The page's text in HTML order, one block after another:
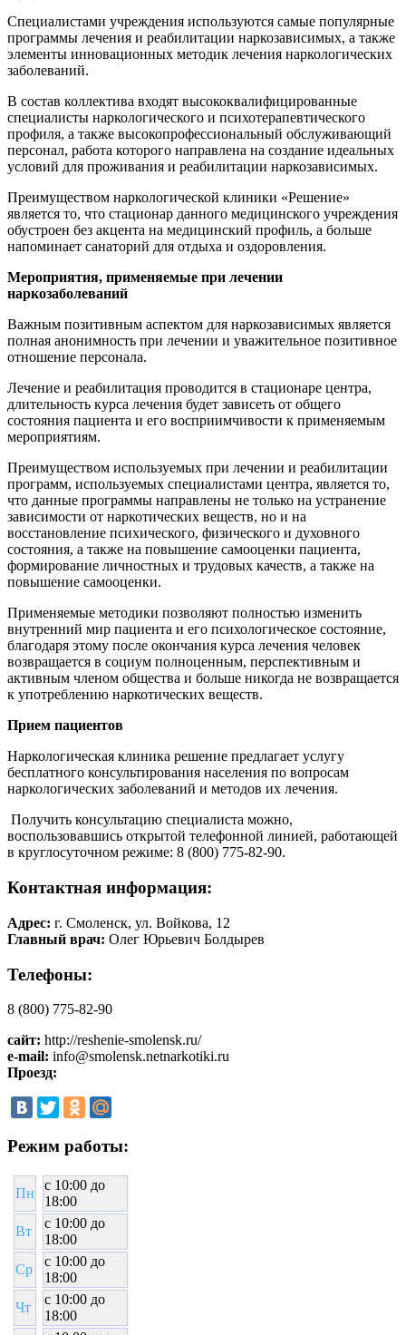
Специалистами учреждения используются самые популярные
программы лечения и реабилитации наркозависимых, а также
элементы инновационных методик лечения наркологических
заболеваний.
В состав коллектива входят высококвалифицированные
специалисты наркологического и психотерапевтического
профиля, а также высокопрофессиональный обслуживающий
персонал, работа которого направлена на создание идеальных
условий для проживания и реабилитации наркозависимых.
Преимуществом наркологической клиники «Решение»
является то, что стационар данного медицинского учреждения
обустроен без акцента на медицинский профиль, а больше
напоминает санаторий для отдыха и оздоровления.
Мероприятия, применяемые при лечении
наркозаболеваний
Важным позитивным аспектом для наркозависимых является
полная анонимность при лечении и уважительное позитивное
отношение персонала.
Лечение и реабилитация проводится в стационаре центра,
длительность курса лечения будет зависеть от общего
состояния пациента и его восприимчивости к применяемым
мероприятиям.
Преимуществом используемых при лечении и реабилитации
программ, используемых специалистами центра, является то,
что данные программы направлены не только на устранение
зависимости от наркотических веществ, но и на
восстановление психического, физического и духовного
состояния, а также на повышение самооценки пациента,
формирование личностных и трудовых качеств, а также на
повышение самооценки.
Применяемые методики позволяют полностью изменить
внутренний мир пациента и его психологическое состояние,
благодаря этому после окончания курса лечения человек
возвращается в социум полноценным, перспективным и
активным членом общества и больше никогда не возвращается
к употреблению наркотических веществ.
Прием пациентов
Наркологическая клиника решение предлагает услугу
бесплатного консультирования населения по вопросам
наркологических заболеваний и методов их лечения.
Получить консультацию специалиста можно,
воспользовавшись открытой телефонной линией, работающей
в круглосуточном режиме: 8 (800) 775-82-90.
Контактная информация:
Адрес: г. Смоленск, ул. Войкова, 12
Главный врач: Олег Юрьевич Болдырев
Телефоны:
8 (800) 775-82-90
сайт: http://reshenie-smolensk.ru/
e-mail: info@smolensk.netnarkotiki.ru
Проезд:
Режим работы:
Пн
c 10:00 до
18:00
Вт
c 10:00 до
18:00
Ср
c 10:00 до
18:00
Чт
c 10:00 до
18:00